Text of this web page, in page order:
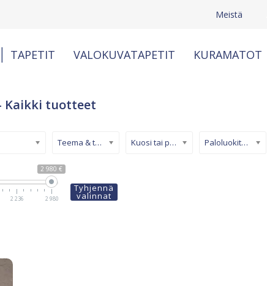
Meistä
TAPETIT VALOKUVATAPETIT KURAMATOT
Kaikki tuotteet
2 980 €
2 236 2 980
Teema & tyyli Kuosi tai pinta Paloluokiteltu tapetti
Tyhjennä
valinnat